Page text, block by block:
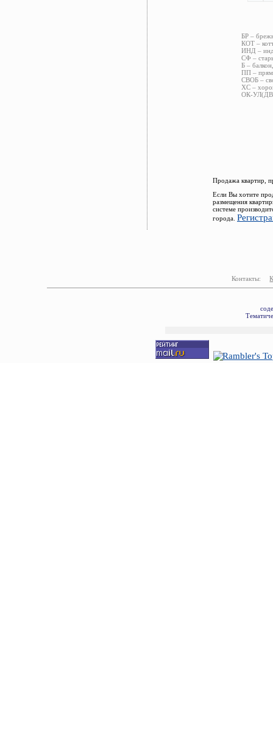
БР –
КОТ –
ИНД –
СФ –
Б –
ПП –
СВОБ –
ХС –
ОК-УЛ(ДВ)
Продажа квартир,
Если Вы хотите
размещения
системе
города.
Контакты: